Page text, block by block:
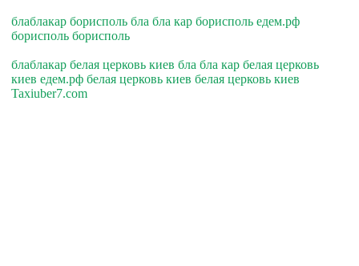
блаблакар борисполь бла бла кар борисполь едем.рф
борисполь борисполь
блаблакар белая церковь киев бла бла кар белая церковь
киев едем.рф белая церковь киев белая церковь киев
Taxiuber7.com